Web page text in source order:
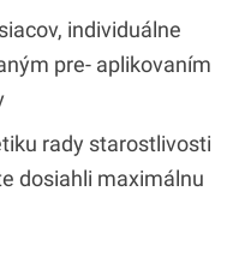
individuálne
pre- aplikovaním
rady starostlivosti
dosiahli maximálnu